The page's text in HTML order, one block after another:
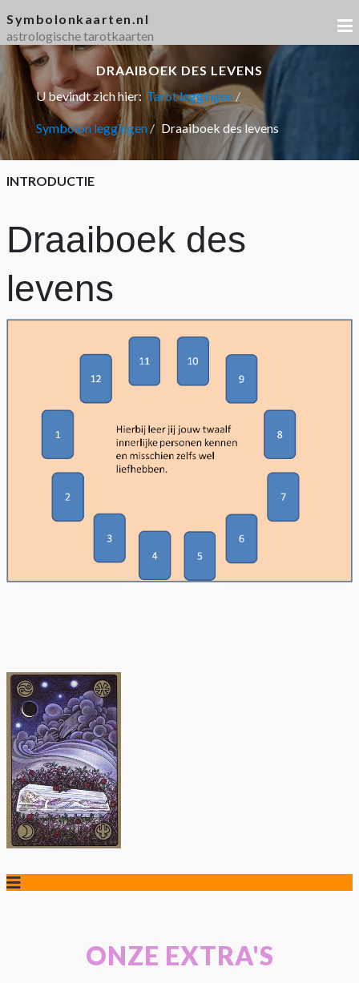
Symbolonkaarten.nl
astrologische tarotkaarten
DRAAIBOEK DES LEVENS
U bevindt zich hier: Tarot leggingen
Symbolon leggingen Draaiboek des levens
INTRODUCTIE
Draaiboek des
levens
ONZE EXTRA'S